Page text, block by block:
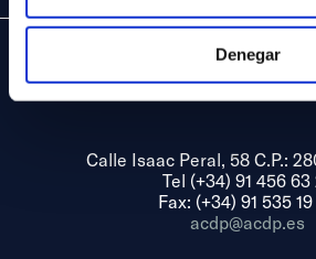
Denegar
Calle Isaac Peral, 58 C.P.:
Tel (+34) 91 456 63
Fax: (+34) 91 535
acdp@acdp.es